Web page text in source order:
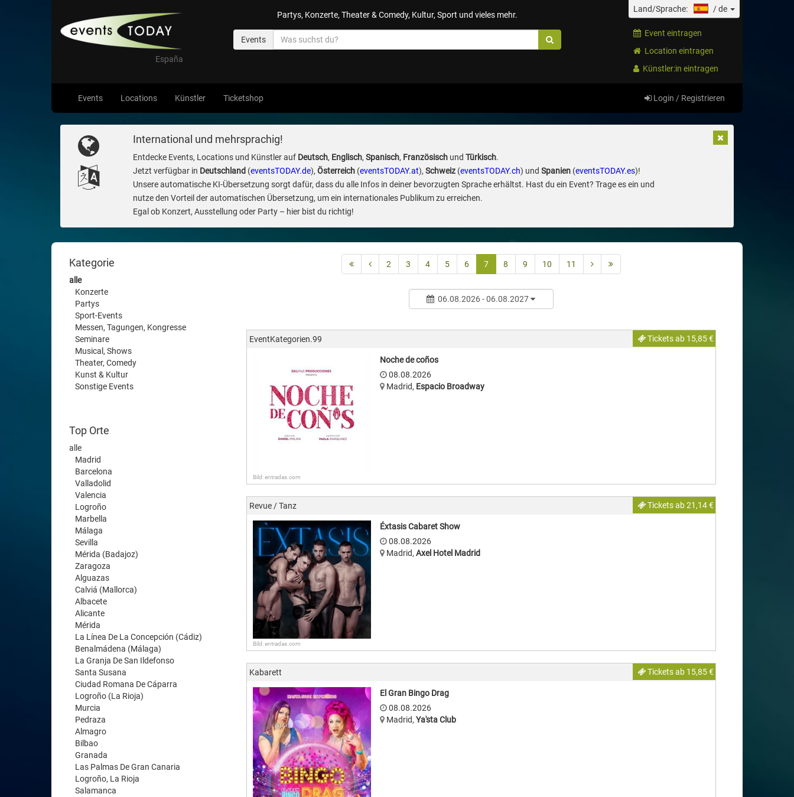
España
Partys, Konzerte, Theater & Comedy, Kultur, Sport und vieles mehr.
Events
Land/Sprache: /de
Event eintragen
Location eintragen
Künstler:in eintragen
Events Locations Künstler Ticketshop Login / Registrieren
International und mehrsprachig!
Entdecke Events, Locations und Künstler auf Deutsch, Englisch, Spanisch, Französischund Türkisch.
Jetzt verfügbar in Deutschland (eventsTODAY.de), Österreich(eventsTODAY.at), Schweiz(eventsTODAY.ch) und Spanien(eventsTODAY.es)!
Unsere automatische KI-Übersetzung sorgt dafür, dass du alle Infos in deiner bevorzugten Sprache erhältst. Hast du ein Event? Trage es ein und
nutze den Vorteil der automatischen Übersetzung, um ein internationales Publikum zu erreichen.
Egal ob Konzert, Ausstellung oder Party – hier bist du richtig!
Kategorie
alle
Konzerte
Partys
Sport-Events
Messen, Tagungen, Kongresse
Seminare
Musical, Shows
Theater, Comedy
Kunst & Kultur
Sonstige Events
Top Orte
alle
Madrid
Barcelona
Valladolid
Valencia
Logroño
Marbella
Málaga
Sevilla
Mérida (Badajoz)
Zaragoza
Alguazas
Calviá (Mallorca)
Albacete
Alicante
Mérida
La Línea De La Concepción (Cádiz)
Benalmádena (Málaga)
La Granja De San Ildefonso
Santa Susana
Ciudad Romana De Cáparra
Logroño (La Rioja)
Murcia
Pedraza
Almagro
Bilbao
Granada
Las Palmas De Gran Canaria
Logroño, La Rioja
Salamanca
2 3 4 5 6 7 8 9 10 11
06.08.2026 - 06.08.2027
EventKategorien.99 Tickets ab 15,85 €
Bild: entradas.com
Noche de coños
08.08.2026
Madrid, Espacio Broadway
Revue / Tanz Tickets ab 21,14 €
Bild: entradas.com
Éxtasis Cabaret Show
08.08.2026
Madrid, Axel Hotel Madrid
Kabarett Tickets ab 15,85 €
El Gran Bingo Drag
08.08.2026
Madrid, Ya'sta Club